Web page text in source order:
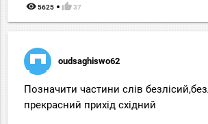
remove_red_eye 5625 thumb_up 37
oudsaghiswo62
Позначити частини слів
прекрасний прихід східний